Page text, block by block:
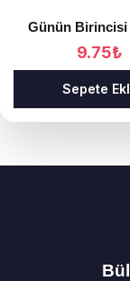
Günün Birincisi
9.75₺
Sepete